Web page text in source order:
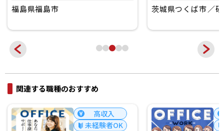
福島県福島市 茨城県つくば市
関連する職種のおすすめ
高収入
未経験者OK